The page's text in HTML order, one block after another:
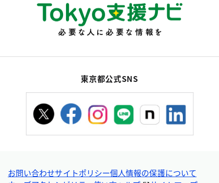
東京都公式SNS
お問い合わせサイトポリシー個人情報の保護について